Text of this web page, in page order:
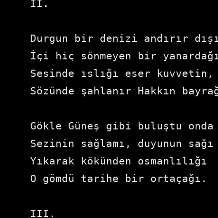
II.
Durgun bir denizi andırır
İçi hiç sönmeyen bir
Sesinde ıslığı eser kuvvetin,
Sözünde şahlanır Hakkın
Gökle Güneş gibi buluştu onda
Sezinin sağlamı, duyunun sağı
Yıkarak kökünden osmanlılığı
O gömdü tarihe bir ortaçağı.
III.